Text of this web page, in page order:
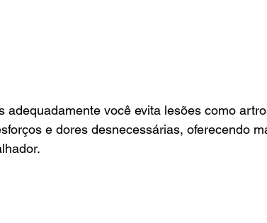
adequadamente você evita lesões como
e dores desnecessárias, oferecendo